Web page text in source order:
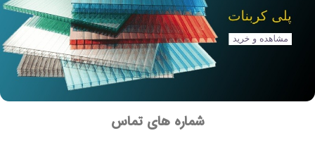
شماره های تماس